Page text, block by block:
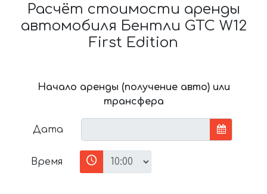
Расчёт стоимости аренды
автомобиля Бентли GTC W12
First Edition
Начало аренды (получение авто) или
трансфера
Дата
Время